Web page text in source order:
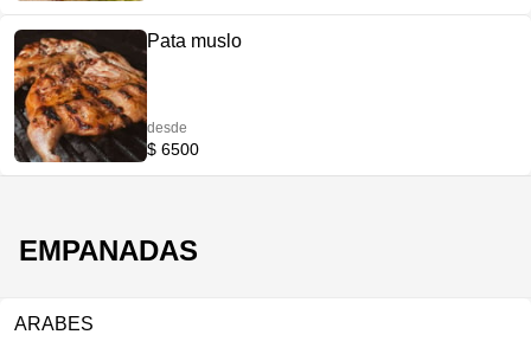
Pata muslo
desde
$ 6500
EMPANADAS
ARABES